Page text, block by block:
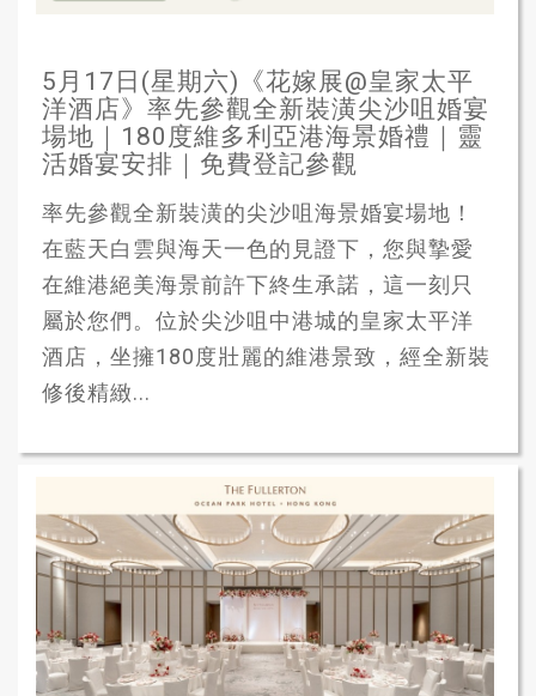
5月17日(星期六)《花嫁展@皇家太平
洋酒店》率先參觀全新裝潢尖沙咀婚宴
場地｜180度維多利亞港海景婚禮｜靈
活婚宴安排｜免費登記參觀
率先參觀全新裝潢的尖沙咀海景婚宴場地！
在藍天白雲與海天一色的見證下，您與摯愛
在維港絕美海景前許下終生承諾，這一刻只
屬於您們。位於尖沙咀中港城的皇家太平洋
酒店，坐擁180度壯麗的維港景致，經全新裝
修後精緻...